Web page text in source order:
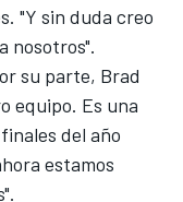
"Y sin duda creo
nosotros".
su parte, Brad
equipo. Es una
del año
estamos